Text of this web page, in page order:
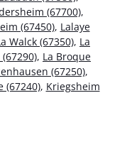
(67700),
(67450), Lalaye
Walck (67350), La
, La Broque
(67250),
(67240), Kriegsheim